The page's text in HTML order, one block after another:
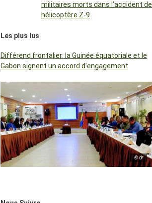
militaires morts dans l’accident de
hélicoptère Z-9
Les plus lus
Différend frontalier: la Guinée équatoriale et le
Gabon signent un accord d’engagement
© dr